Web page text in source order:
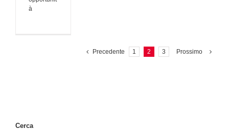
à
Precedente 1 2 3 Prossimo
Cerca